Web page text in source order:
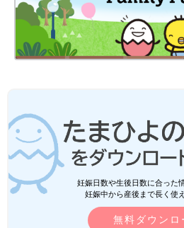
妊娠日数や生後日数に合った
妊娠中から産後まで長く使
無料ダウンロ